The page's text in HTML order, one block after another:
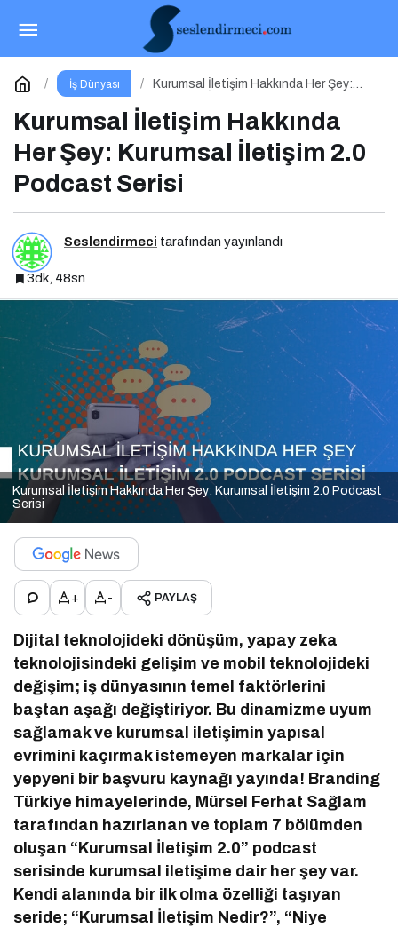
İş Dünyası
Kurumsal İletişim Hakkında Her Şey:
Kurumsal İletişim Hakkında
Her Şey: Kurumsal İletişim 2.0
Podcast Serisi
Seslendirmeci tarafından yayınlandı
3dk, 48sn
Kurumsal İletişim Hakkında Her Şey: Kurumsal İletişim 2.0 Podcast
Serisi
+ - PAYLAŞ
Dijital teknolojideki dönüşüm, yapay zeka
teknolojisindeki gelişim ve mobil teknolojideki
değişim; iş dünyasının temel faktörlerini
baştan aşağı değiştiriyor. Bu dinamizme uyum
sağlamak ve kurumsal iletişimin yapısal
evrimini kaçırmak istemeyen markalar için
yepyeni bir başvuru kaynağı yayında! Branding
Türkiye himayelerinde, Mürsel Ferhat Sağlam
tarafından hazırlanan ve toplam 7 bölümden
oluşan “Kurumsal İletişim 2.0” podcast
serisinde kurumsal iletişime dair her şey var.
Kendi alanında bir ilk olma özelliği taşıyan
seride; “Kurumsal İletişim Nedir?”, “Niye
Google I/O 2026 ve Ajan Ekonomisi:
Girişimcinin Yeni Rakibi Arama Kutusu
Yorum Yap